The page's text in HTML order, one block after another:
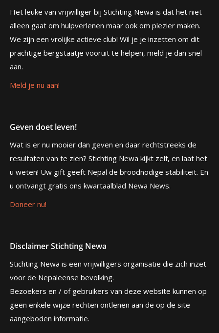
Het leuke van vrijwilliger bij Stichting Newa is dat het niet
alleen gaat om hulpverlenen maar ook om plezier maken.
We zijn een vrolijke actieve club! Wil je je inzetten om dit
prachtige bergstaatje vooruit te helpen, meld je dan snel
aan.
Meld je nu aan!
Geven doet leven!
Wat is er nu mooier dan geven en daar rechtstreeks de
resultaten van te zien? Stichting Newa kijkt zelf, en laat het
u weten! Uw gift geeft Nepal de broodnodige stabiliteit. En
u ontvangt gratis ons kwartaalblad Newa News.
Doneer nu!
Disclaimer Stichting Newa
Stichting Newa is een vrijwilligers organisatie die zich inzet
voor de Nepaleense bevolking.
Bezoekers en / of gebruikers van deze website kunnen op
geen enkele wijze rechten ontlenen aan de op de site
aangeboden informatie.